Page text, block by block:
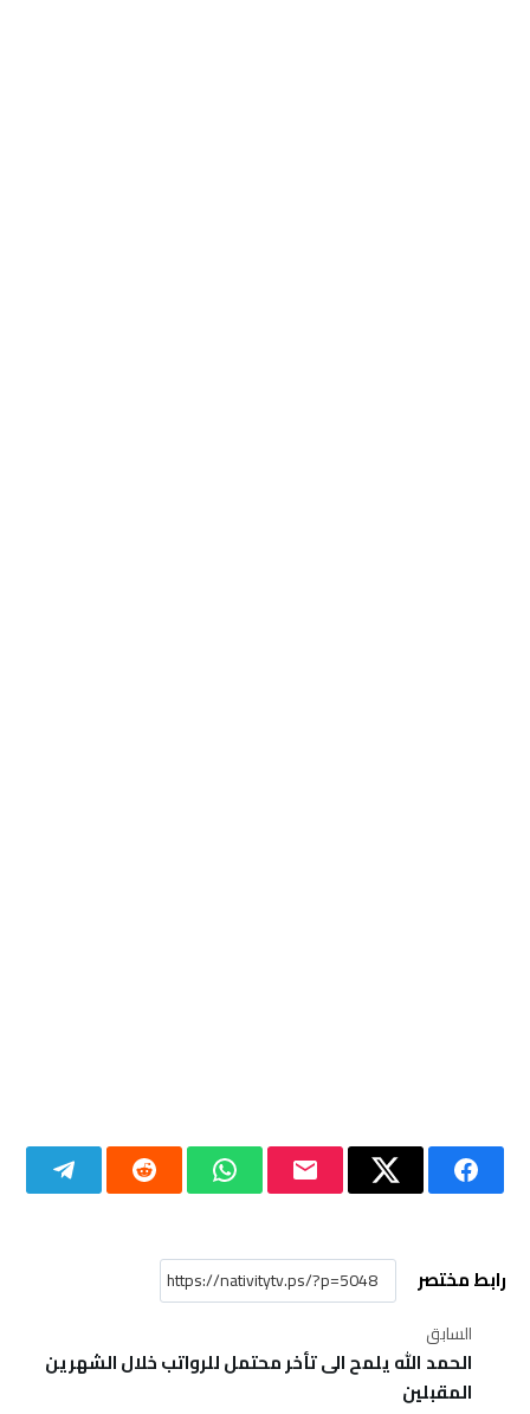
رابط مختصر
السابق
الحمد الله يلمح الى تأخر محتمل للرواتب خلال الشهرين
المقبلين